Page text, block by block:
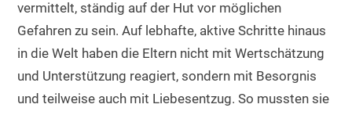
vermittelt, ständig auf der Hut vor möglichen
Gefahren zu sein. Auf lebhafte, aktive Schritte hinaus
in die Welt haben die Eltern nicht mit Wertschätzung
und Unterstützung reagiert, sondern mit Besorgnis
und teilweise auch mit Liebesentzug. So mussten sie